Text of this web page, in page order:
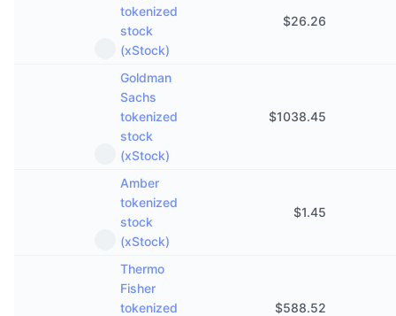
tokenized
stock
(xStock)
$26.26
Goldman
Sachs
tokenized
stock
(xStock)
$1038.45
Amber
tokenized
stock
(xStock)
$1.45
Thermo
Fisher
tokenized
$588.52